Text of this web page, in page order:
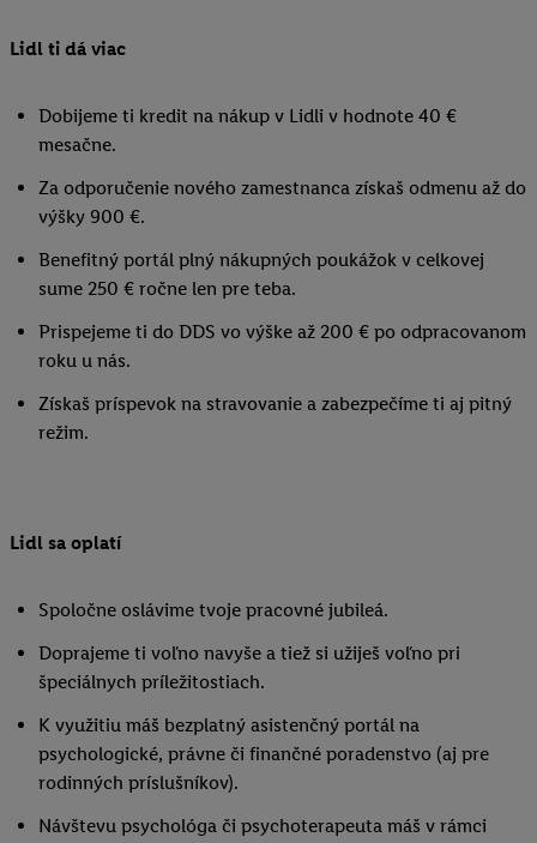
Lidl ti dá viac
Dobijeme ti kredit na nákup v Lidli v hodnote 40 €
mesačne.
Za odporučenie nového zamestnanca získaš odmenu až do
výšky 900 €.
Benefitný portál plný nákupných poukážok v celkovej
sume 250 € ročne len pre teba.
Prispejeme ti do DDS vo výške až 200 € po odpracovanom
roku u nás.
Získaš príspevok na stravovanie a zabezpečíme ti aj pitný
režim.
Lidl sa oplatí
Spoločne oslávime tvoje pracovné jubileá.
Doprajeme ti voľno navyše a tiež si užiješ voľno pri
špeciálnych príležitostiach.
K využitiu máš bezplatný asistenčný portál na
psychologické, právne či finančné poradenstvo (aj pre
rodinných príslušníkov).
Návštevu psychológa či psychoterapeuta máš v rámci